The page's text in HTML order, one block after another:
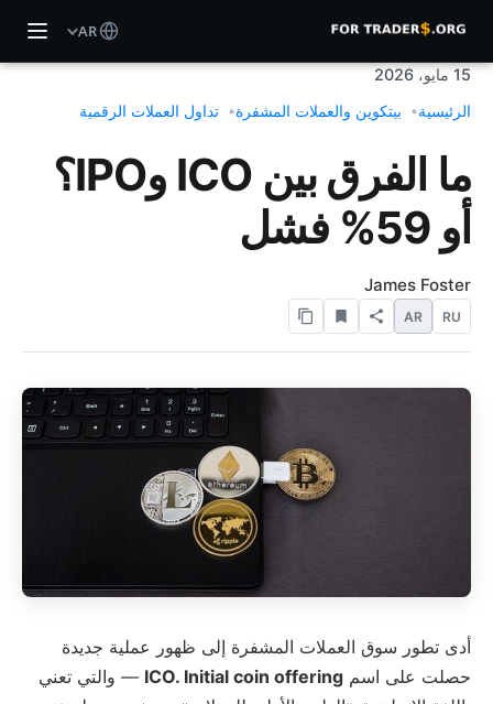
AR
15 مايو، 2026
الرئيسية
بيتكوين والعملات المشفرة تداول العملات الرقمية
ما الفرق بين ICO وIPO؟
أو 59% فشل
James Foster
RU
AR
أدى تطور سوق العملات المشفرة إلى ظهور عملية جديدة
حصلت على اسم
ICO. Initial coin offering
— والتي تعني